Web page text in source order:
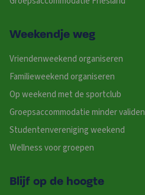
Weekendje weg
Vriendenweekend organiseren
Familieweekend organiseren
Op weekend met de sportclub
Groepsaccommodatie minder validen
Studentenvereniging weekend
Wellness voor groepen
Blijf op de hoogte